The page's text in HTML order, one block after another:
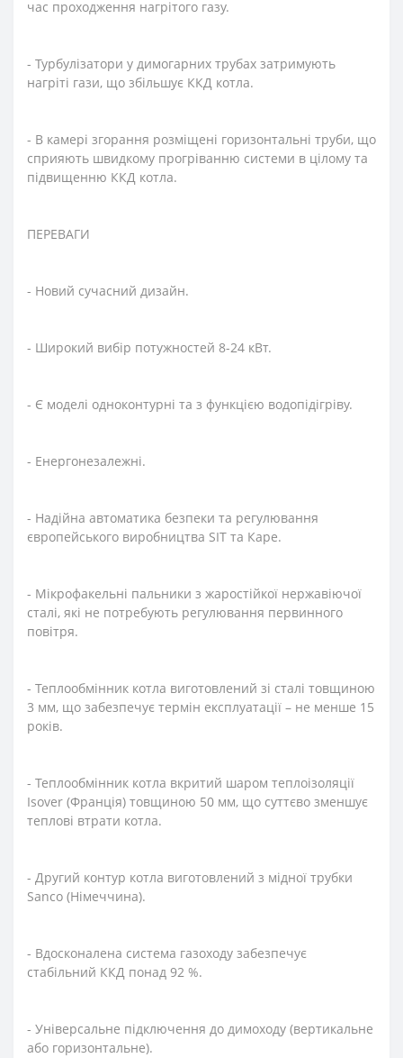
час проходження нагрітого газу.
- Турбулізатори у димогарних трубах затримують
нагріті гази, що збільшує ККД котла.
- В камері згорання розміщені горизонтальні труби, що
сприяють швидкому прогріванню системи в цілому та
підвищенню ККД котла.
ПЕРЕВАГИ
- Новий сучасний дизайн.
- Широкий вибір потужностей 8-24 кВт.
- Є моделі одноконтурні та з функцією водопідігріву.
- Енергонезалежні.
- Надійна автоматика безпеки та регулювання
європейського виробництва SIT та Каре.
- Мікрофакельні пальники з жаростійкої нержавіючої
сталі, які не потребують регулювання первинного
повітря.
- Теплообмінник котла виготовлений зі сталі товщиною
3 мм, що забезпечує термін експлуатації – не менше 15
років.
- Теплообмінник котла вкритий шаром теплоізоляції
Isover (Франція) товщиною 50 мм, що суттєво зменшує
теплові втрати котла.
- Другий контур котла виготовлений з мідної трубки
Sanco (Німеччина).
- Вдосконалена система газоходу забезпечує
стабільний ККД понад 92 %.
- Універсальне підключення до димоходу (вертикальне
або горизонтальне).